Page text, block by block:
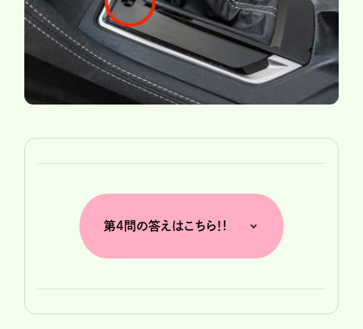
第4問の答えはこちら！!